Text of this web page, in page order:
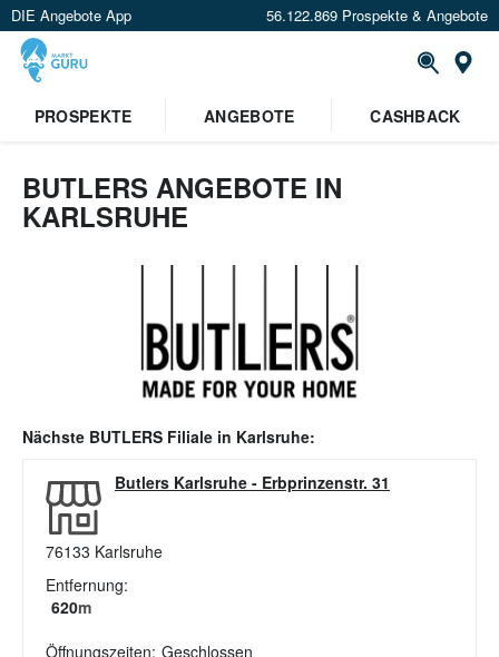
DIE Angebote App 56.122.869 Prospekte & Angebote
PROSPEKTE
ANGEBOTE CASHBACK
BUTLERS ANGEBOTE IN
KARLSRUHE
Nächste BUTLERS Filiale in Karlsruhe:
Butlers Karlsruhe - Erbprinzenstr. 31
76133 Karlsruhe
Entfernung:
620m
Öffnungszeiten: Geschlossen